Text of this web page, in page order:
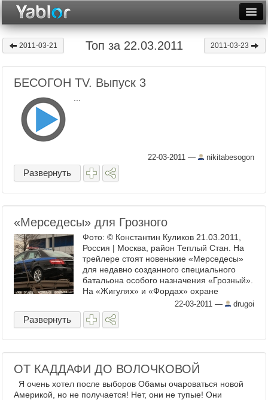
Месяц
Фототоп
Видеотоп
2011-03-21 Топ за 22.03.2011 2011-03-23
БЕСОГОН TV. Выпуск 3
22-03-2011 — nikitabesogon
Развернуть
«Мерседесы» для Грозного
Фото: © Константин Куликов 21.03.2011,
Россия | Москва, район Теплый Стан. На
трейлере стоят новенькие «Мерседесы»
для недавно созданного специального
батальона особого назначения «Грозный».
На «Жигулях» и «Фордах» охране
«высших должностных ...22-03-2011 — drugoi
Развернуть
ОТ КАДДАФИ ДО ВОЛОЧКОВОЙ
Я очень хотел после выборов Обамы очароваться новой
Америкой, но не получается! Нет, они не тупые! Они